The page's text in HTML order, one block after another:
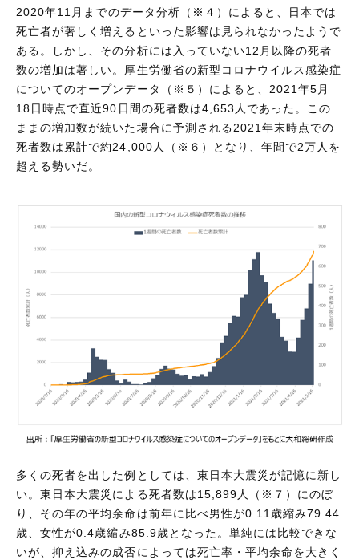
2020年11月までのデータ分析（※４）によると、日本では
死亡者が著しく増えるといった影響は見られなかったようで
ある。しかし、その分析には入っていない12月以降の死者
数の増加は著しい。厚生労働省の新型コロナウイルス感染症
についてのオープンデータ（※５）によると、2021年5月
18日時点で直近90日間の死者数は4,653人であった。この
ままの増加数が続いた場合に予測される2021年末時点での
死者数は累計で約24,000人（※６）となり、年間で2万人を
超える勢いだ。
多くの死者を出した例としては、東日本大震災が記憶に新し
い。東日本大震災による死者数は15,899人（※７）にのぼ
り、その年の平均余命は前年に比べ男性が0.11歳縮み79.44
歳、女性が0.4歳縮み85.9歳となった。単純には比較できな
いが、抑え込みの成否によっては死亡率・平均余命を大きく